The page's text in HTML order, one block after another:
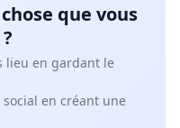
que vous
lieu en gardant le
en créant une